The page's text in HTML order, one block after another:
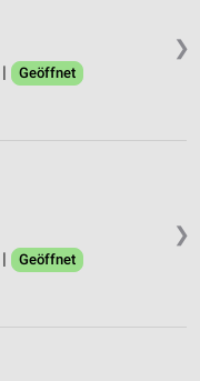
❯
Geöffnet
❯
Geöffnet
von